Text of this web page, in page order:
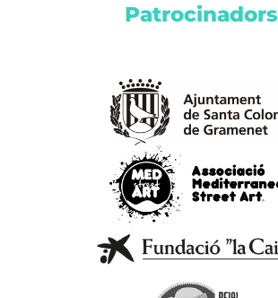
Patrocinadors